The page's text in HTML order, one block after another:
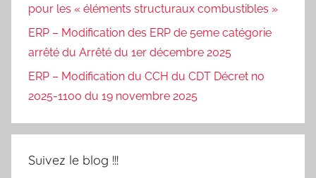
pour les « éléments structuraux combustibles »
ERP – Modification des ERP de 5eme catégorie
arrêté du Arrêté du 1er décembre 2025
ERP – Modification du CCH du CDT Décret no
2025-1100 du 19 novembre 2025
Suivez le blog !!!